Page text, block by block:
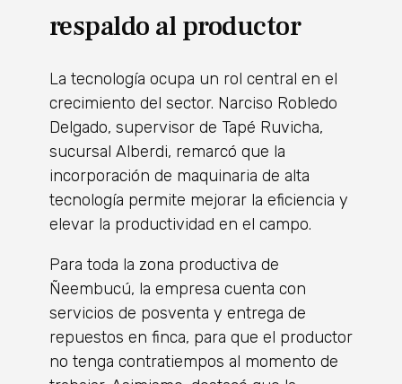
respaldo al productor
La tecnología ocupa un rol central en el
crecimiento del sector. Narciso Robledo
Delgado, supervisor de Tapé Ruvicha,
sucursal Alberdi, remarcó que la
incorporación de maquinaria de alta
tecnología permite mejorar la eficiencia y
elevar la productividad en el campo.
Para toda la zona productiva de
Ñeembucú, la empresa cuenta con
servicios de posventa y entrega de
repuestos en finca, para que el productor
no tenga contratiempos al momento de